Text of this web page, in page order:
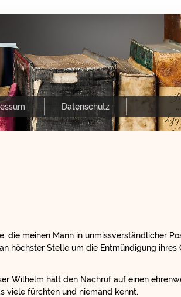
Datenschutz
die meinen Mann in unmissverständlicher
höchster Stelle um die Entmündigung ihres
Wilhelm hält den Nachruf auf einen
viele fürchten und niemand kennt.